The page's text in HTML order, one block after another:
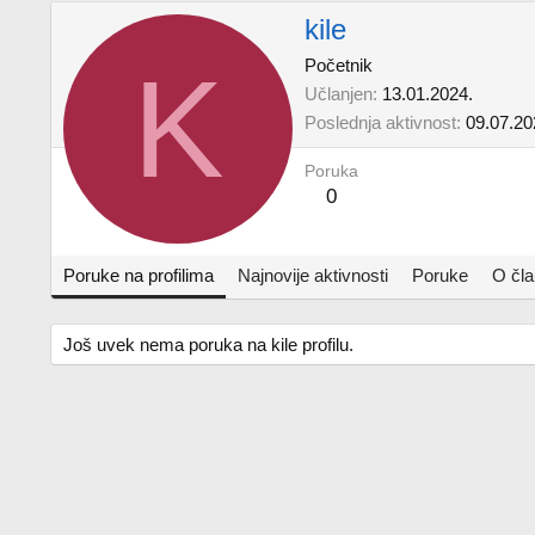
K
kile
Početnik
Učlanjen 13.01.2024.
Poslednja aktivnost
Poruka
0
Poruke na profilima Najnovije aktivnosti Poruke O
Još uvek nema poruka na kile profilu.